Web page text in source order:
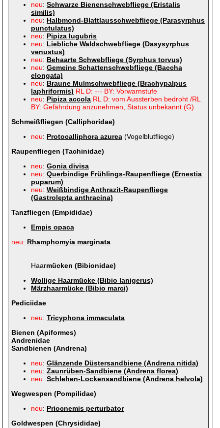
neu: Schwarze Bienenschwebfliege (Eristalis
similis)
neu: Halbmond-Blattlausschwebfliege (Parasyrphus
punctulatus)
neu: Pipiza lugubris
neu: Liebliche Waldschwebfliege (Dasysyrphus
venustus)
neu: Behaarte Schwebfliege (Syrphus torvus)
neu: Gemeine Schattenschwebfliege (Baccha
elongata)
neu: Braune Mulmschwebfliege (Brachypalpus
laphriformis) RL D: --- BY: Vorwarnstufe
neu: Pipiza accola RL D: vom Aussterben bedroht /RL
BY: Gefährdung anzunehmen, Status unbekannt (G)
Schmeißfliegen (Calliphoridae)
neu: Protocalliphora azurea (Vogelblutfliege)
Raupenfliegen (Tachinidae)
neu: Gonia divisa
neu: Querbindige Frühlings-Raupenfliege (Ernestia
puparum)
neu: Weißbindige Anthrazit-Raupenfliege
(Gastrolepta anthracina)
Tanzfliegen (Empididae)
Empis opaca
neu: Rhamphomyia marginata
Haarmücken (Bibionidae)
Wollige Haarmücke (Bibio lanigerus)
Märzhaarmücke (Bibio marci)
Pediciidae
neu: Tricyphona immaculata
Bienen (Apiformes)
Andrenidae
Sandbienen (Andrena)
neu: Glänzende Düstersandbiene (Andrena nitida)
neu: Zaunrüben-Sandbiene (Andrena florea)
neu: Schlehen-Lockensandbiene (Andrena helvola)
Wegwespen (Pompilidae)
neu: Priocnemis perturbator
Goldwespen (Chrysididae)